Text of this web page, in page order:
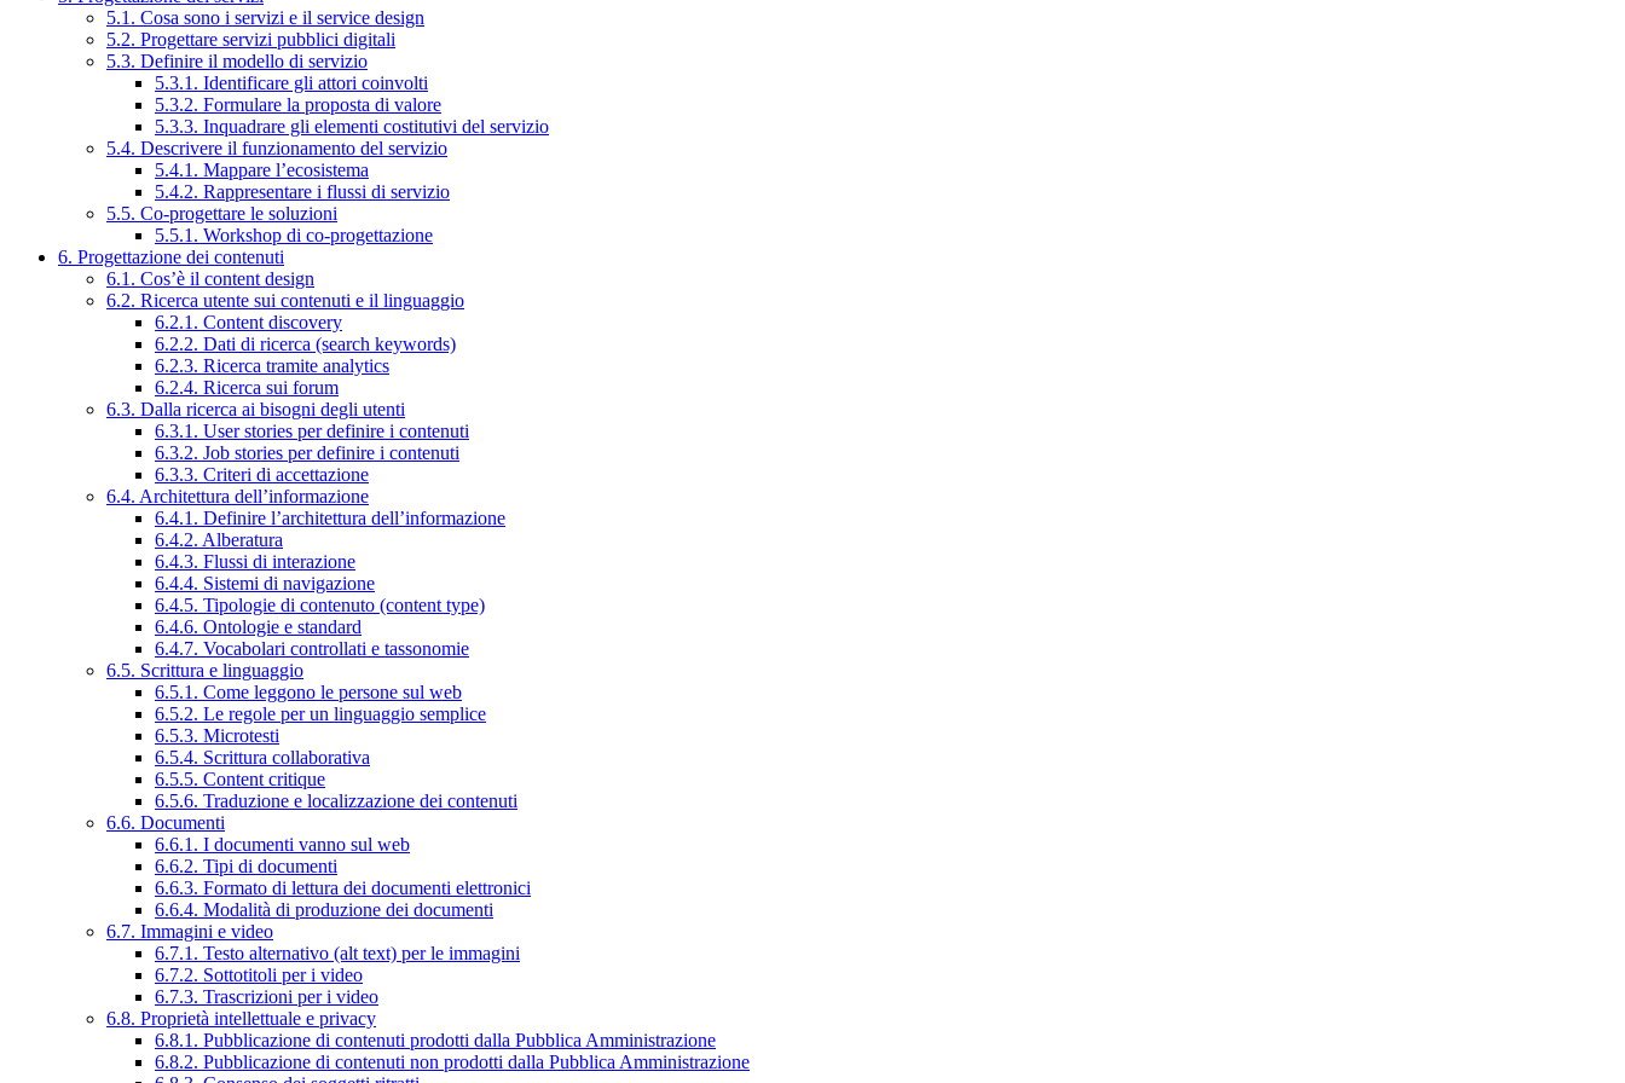
5.1. Cosa sono i servizi e il service design
5.2. Progettare servizi pubblici digitali
5.3. Definire il modello di servizio
5.3.1. Identificare gli attori coinvolti
5.3.2. Formulare la proposta di valore
5.3.3. Inquadrare gli elementi costitutivi del servizio
5.4. Descrivere il funzionamento del servizio
5.4.1. Mappare l’ecosistema
5.4.2. Rappresentare i flussi di servizio
5.5. Co-progettare le soluzioni
5.5.1. Workshop di co-progettazione
6. Progettazione dei contenuti
6.1. Cos’è il content design
6.2. Ricerca utente sui contenuti e il linguaggio
6.2.1. Content discovery
6.2.2. Dati di ricerca (search keywords)
6.2.3. Ricerca tramite analytics
6.2.4. Ricerca sui forum
6.3. Dalla ricerca ai bisogni degli utenti
6.3.1. User stories per definire i contenuti
6.3.2. Job stories per definire i contenuti
6.3.3. Criteri di accettazione
6.4. Architettura dell’informazione
6.4.1. Definire l’architettura dell’informazione
6.4.2. Alberatura
6.4.3. Flussi di interazione
6.4.4. Sistemi di navigazione
6.4.5. Tipologie di contenuto (content type)
6.4.6. Ontologie e standard
6.4.7. Vocabolari controllati e tassonomie
6.5. Scrittura e linguaggio
6.5.1. Come leggono le persone sul web
6.5.2. Le regole per un linguaggio semplice
6.5.3. Microtesti
6.5.4. Scrittura collaborativa
6.5.5. Content critique
6.5.6. Traduzione e localizzazione dei contenuti
6.6. Documenti
6.6.1. I documenti vanno sul web
6.6.2. Tipi di documenti
6.6.3. Formato di lettura dei documenti elettronici
6.6.4. Modalità di produzione dei documenti
6.7. Immagini e video
6.7.1. Testo alternativo (alt text) per le immagini
6.7.2. Sottotitoli per i video
6.7.3. Trascrizioni per i video
6.8. Proprietà intellettuale e privacy
6.8.1. Pubblicazione di contenuti prodotti dalla Pubblica Amministrazione
6.8.2. Pubblicazione di contenuti non prodotti dalla Pubblica Amministrazione